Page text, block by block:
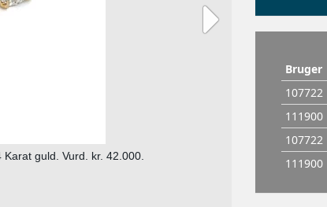
guld. Vurd. kr. 42.000.